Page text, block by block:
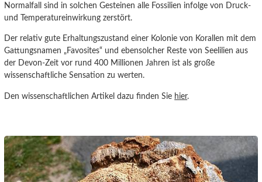
Normalfall sind in solchen Gesteinen alle Fossilien infolge von Druck-
und Temperatureinwirkung zerstört.
Der relativ gute Erhaltungszustand einer Kolonie von Korallen mit dem
Gattungsnamen „Favosites“ und ebensolcher Reste von Seelilien aus
der Devon-Zeit vor rund 400 Millionen Jahren ist als große
wissenschaftliche Sensation zu werten.
Den wissenschaftlichen Artikel dazu finden Sie hier.